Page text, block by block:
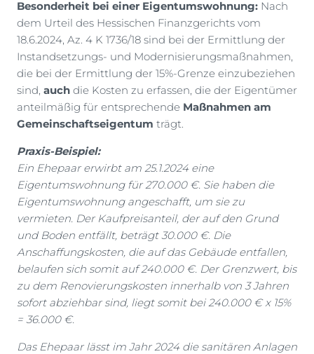
Besonderheit bei einer Eigentumswohnung: Nach
dem Urteil des Hessischen Finanzgerichts vom
18.6.2024, Az. 4 K 1736/18 sind bei der Ermittlung der
Instandsetzungs- und Modernisierungsmaßnahmen,
die bei der Ermittlung der 15%-Grenze einzubeziehen
sind, auch die Kosten zu erfassen, die der Eigentümer
anteilmäßig für entsprechende Maßnahmen am
Gemeinschaftseigentum trägt.
Praxis-Beispiel:
Ein Ehepaar erwirbt am 25.1.2024 eine
Eigentumswohnung für 270.000 €. Sie haben die
Eigentumswohnung angeschafft, um sie zu
vermieten. Der Kaufpreisanteil, der auf den Grund
und Boden entfällt, beträgt 30.000 €. Die
Anschaffungskosten, die auf das Gebäude entfallen,
belaufen sich somit auf 240.000 €. Der Grenzwert, bis
zu dem Renovierungskosten innerhalb von 3 Jahren
sofort abziehbar sind, liegt somit bei 240.000 € x 15%
= 36.000 €.
Das Ehepaar lässt im Jahr 2024 die sanitären Anlagen